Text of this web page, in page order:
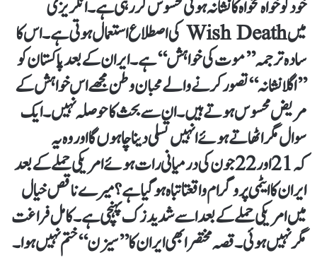
خود کو خواہ مخواہ کا نشانہ ہوئی محسوس کررہی ہے۔ انگریزی
میں Wish Death کی اصطلاع استعمال ہوتی ہے۔ اس کا
سادہ ترجمہ ’’موت کی خواہش‘‘ ہے۔ ایران کے بعد پاکستان کو
’’اگلانشانہ‘‘ تصور کرنے والے محبان وطن مجھے اس خواہش کے
مریض محسوس ہوتے ہیں۔ ان سے بحث کا حوصلہ نہیں۔ ایک
سوال مگر اٹھاتے ہوئے انہیں تسلی دینا چاہوں گا اور وہ یہ
کہ 21اور 22جون کی درمیانی رات ہوئے امریکی حملے کے بعد
ایران کا ایٹمی پروگرام واقعتا تباہ ہوگیا ہے؟ میرے ناقص خیال
میں امریکی حملے کے بعد اسے شدید زک پہنچی ہے۔ کامل فراغت
مگرنہیں ہوئی۔ قصہ مختصر ابھی ایران کا ’’سیزن‘‘ ختم نہیں ہوا۔